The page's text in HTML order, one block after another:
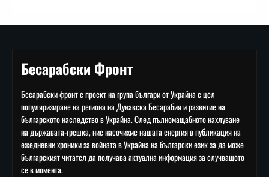
Бесарабски Фронт
Бесарабски фронт е проект на група българи от Украйна с цел
популяризиране на региона на Дунавска Бесарабия и развитие на
българското наследство в Украйна. След пълномащабното нахлуване
на държавата-грешка, ние насочихме нашата енергия в публикация на
ежедневни хроники за войната в Украйна на български език за да може
българският читател да получава актуална информация за случващото
се в момента.